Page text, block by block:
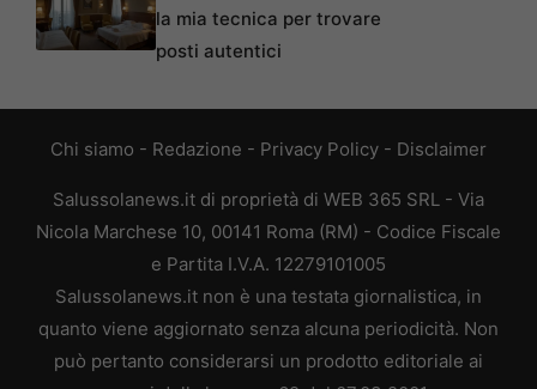
la mia tecnica per trovare
posti autentici
Chi siamo - Redazione - Privacy Policy - Disclaimer
Salussolanews.it di proprietà di WEB 365 SRL - Via
Nicola Marchese 10, 00141 Roma (RM) - Codice Fiscale
e Partita I.V.A. 12279101005
Salussolanews.it non è una testata giornalistica, in
quanto viene aggiornato senza alcuna periodicità. Non
può pertanto considerarsi un prodotto editoriale ai